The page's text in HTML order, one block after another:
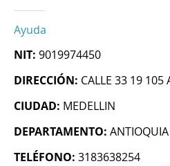
Ayuda
NIT: 9019974450
DIRECCIÓN: CALLE 33 19 105
CIUDAD: MEDELLIN
DEPARTAMENTO: ANTIOQUIA
TELÉFONO: 3183638254